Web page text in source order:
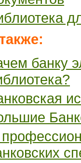
банку